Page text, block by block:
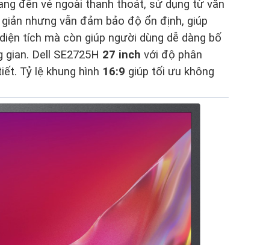
đến vẻ ngoài thanh thoát, sử dụng từ văn
nhưng vẫn đảm bảo độ ổn định, giúp
tích mà còn giúp người dùng dễ dàng bố
Dell SE2725H 27 inch với độ phân
Tỷ lệ khung hình 16:9 giúp tối ưu không